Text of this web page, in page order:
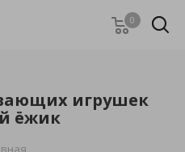
0
игрушек
ёжик